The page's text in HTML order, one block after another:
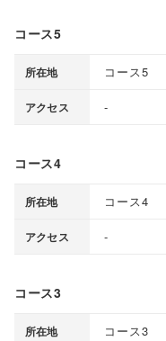
コース5
所在地 コース5
アクセス -
コース4
所在地 コース4
アクセス -
コース3
所在地 コース3